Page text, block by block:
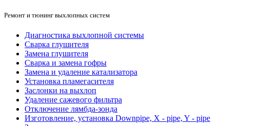
Ремонт и тюнинг выхлопных систем
Диагностика выхлопной системы
Сварка глушителя
Замена глушителя
Сварка и замена гофры
Замена и удаление катализатора
Установка пламегасителя
Заслонки на выхлоп
Удаление сажевого фильтра
Отключение лямбда-зонда
Изготовление, установка Downpipe, X - pipe, Y - pipe